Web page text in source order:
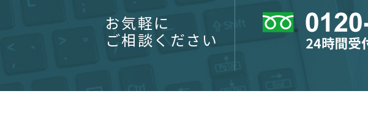
お気軽に
ご相談ください